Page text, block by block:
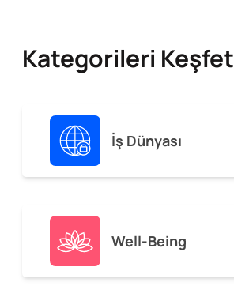
Kategorileri Keşfet
İş Dünyası
Well-Being